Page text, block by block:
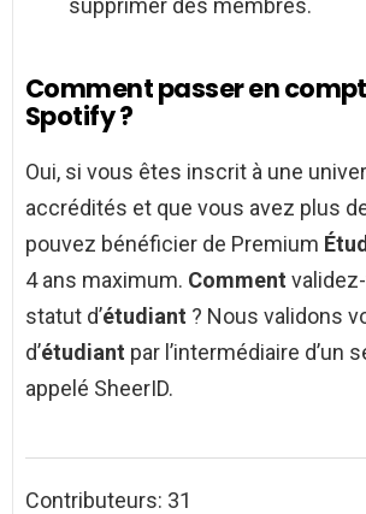
supprimer des membres.
Comment passer en
Spotify ?
Oui, si vous êtes inscrit à une
accrédités et que vous avez plus
pouvez bénéficier de Premium
4 ans maximum. Comment
statut d’étudiant ? Nous validons
d’étudiant par l’intermédiaire d’un
appelé SheerID.
Contributeurs: 31